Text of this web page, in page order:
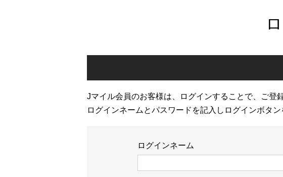
Jマイル会員のお客様は、ログインすることで、ご登
ログインネームとパスワードを記入しログインボタン
ログインネーム